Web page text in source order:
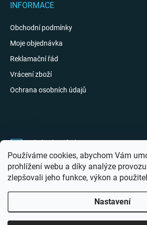
Používáme cookies, abychom Vám
prohlížení webu a díky analýze
zlepšovali jeho funkce, výkon a
Nastavení
INFORMACE
Obchodní podmínky
Moje objednávka
Reklamační řád
Vrácení zboží
Ochrana osobních údajů
obchod@giftak.cz
731 320 162
Gifťák se mi líbí!